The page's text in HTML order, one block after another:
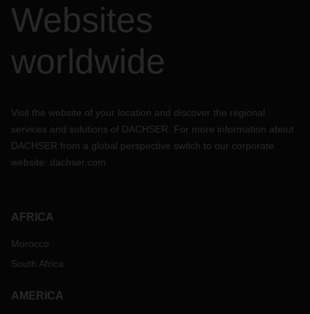
Websites
worldwide
Visit the website of your location and discover the regional
services and solutions of DACHSER. For more information about
DACHSER from a global perspective switch to our corporate
website: dachser.com
AFRICA
Morocco
South Africa
AMERICA